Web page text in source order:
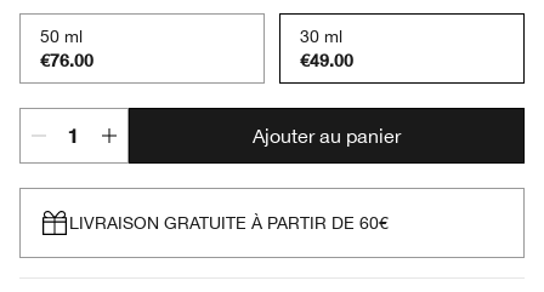
50 ml
€76.00
30 ml
€49.00
Ajouter au panier
LIVRAISON GRATUITE À PARTIR DE 60€